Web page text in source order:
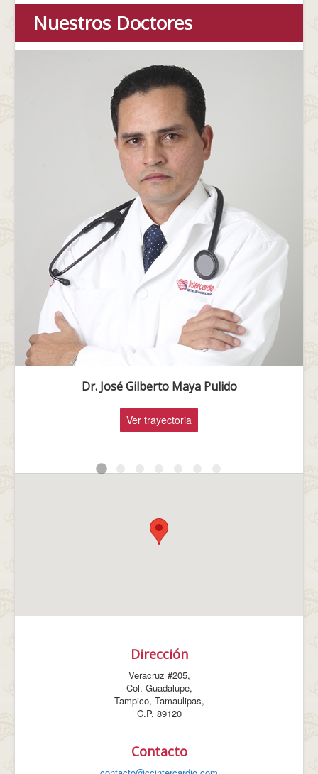
Nuestros Doctores
Dr. José Gilberto Maya Pulido
Ver trayectoria
Dirección
Veracruz #205,
Col. Guadalupe,
Tampico, Tamaulipas,
C.P. 89120
Contacto